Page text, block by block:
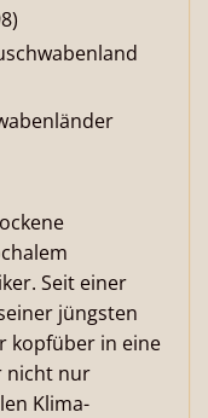
Seit einer
jüngsten
kopfüber in eine
nicht nur
Klima-